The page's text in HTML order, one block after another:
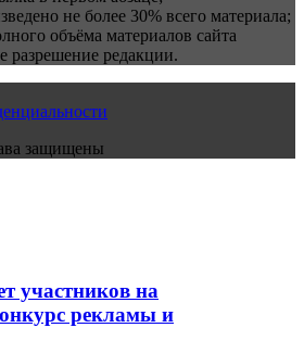
не более 30% всего материала;
объёма материалов сайта
разрешение редакции.
защищены
участников на
рекламы и